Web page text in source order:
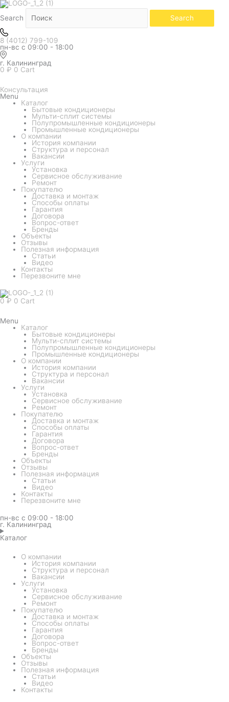
Search Search
8 (4012) 799-109
пн-вс с 09:00 - 18:00
г. Калининград
0 ₽ 0 Cart
Консультация
Menu
Каталог
Бытовые кондиционеры
Мульти-сплит системы
Полупромышленные кондиционеры
Промышленные кондиционеры
О компании
История компании
Структура и персонал
Вакансии
Услуги
Установка
Сервисное обслуживание
Ремонт
Покупателю
Доставка и монтаж
Способы оплаты
Гарантия
Договора
Вопрос-ответ
Бренды
Объекты
Отзывы
Полезная информация
Статьи
Видео
Контакты
Перезвоните мне
0 ₽ 0 Cart
Menu
Каталог
Бытовые кондиционеры
Мульти-сплит системы
Полупромышленные кондиционеры
Промышленные кондиционеры
О компании
История компании
Структура и персонал
Вакансии
Услуги
Установка
Сервисное обслуживание
Ремонт
Покупателю
Доставка и монтаж
Способы оплаты
Гарантия
Договора
Вопрос-ответ
Бренды
Объекты
Отзывы
Полезная информация
Статьи
Видео
Контакты
Перезвоните мне
пн-вс с 09:00 - 18:00
г. Калининград
Каталог
О компании
История компании
Структура и персонал
Вакансии
Услуги
Установка
Сервисное обслуживание
Ремонт
Покупателю
Доставка и монтаж
Способы оплаты
Гарантия
Договора
Вопрос-ответ
Бренды
Объекты
Отзывы
Полезная информация
Статьи
Видео
Контакты
Количество
товара
Внутренний
блок
мульти
системы
Funai
KAGAMI
ORIGAMI
KODO
Inverter
KM30HP.W01/S
(настенный)